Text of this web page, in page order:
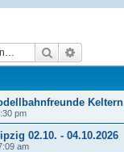
Suche
Keltern
pm
02.10. - 04.10.2026
am